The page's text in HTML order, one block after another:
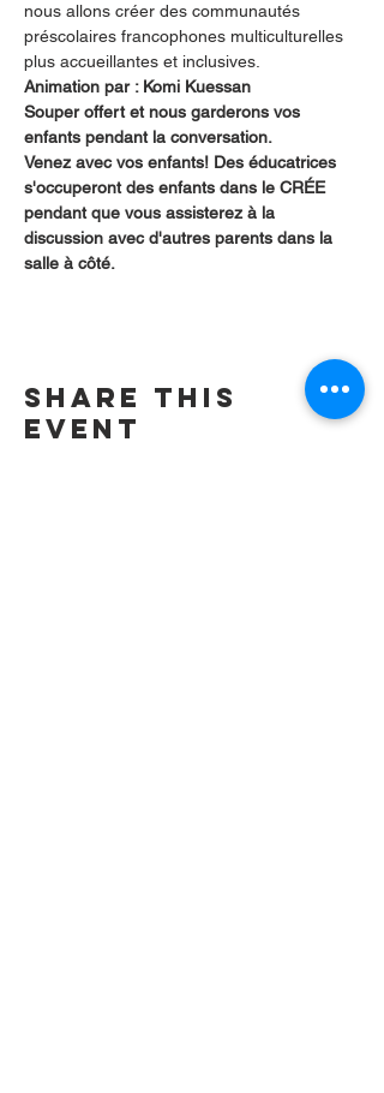
nous allons créer des communautés
préscolaires francophones multiculturelles
plus accueillantes et inclusives.
Animation par : Komi Kuessan
Souper offert et nous garderons vos
enfants pendant la conversation.
Venez avec vos enfants! Des éducatrices
s'occuperont des enfants dans le CRÉE
pendant que vous assisterez à la
discussion avec d'autres parents dans la
salle à côté.
Share this
event